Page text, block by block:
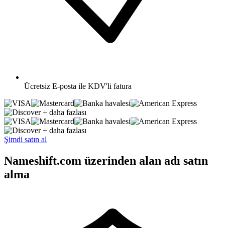
Ücretsiz E-posta ile KDV'li fatura
+ daha fazlası
+ daha fazlası
Şimdi satın al
Nameshift.com üzerinden alan adı satın
alma